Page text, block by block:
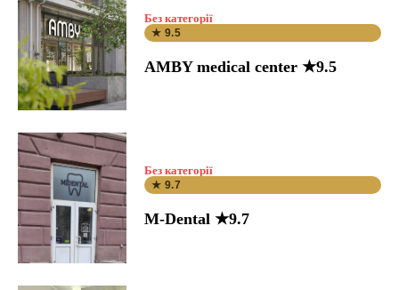
Без категорії
★ 9.5
AMBY medical center ★9.5
Без категорії
★ 9.7
M-Dental ★9.7